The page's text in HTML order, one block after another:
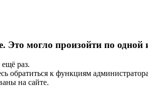
Это могло произойти по
раз.
обратиться к функциям
на сайте.